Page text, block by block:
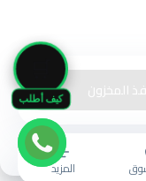
كيف أطلب المخزون
المزيد